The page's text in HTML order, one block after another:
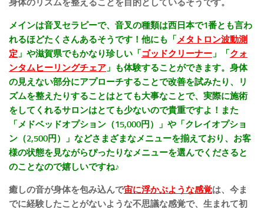
身体のリズムを整えることを目的としているそうです。
メインは音叉セラピーで、音叉の種類は西日本で1番とも言わ
れるほどたくさんあるそうです！他にも「 メタトロン波動測
定 」や滋賀県でもかなり珍しい「 ゴッドクリーナー 」「 クォ
ンタムヒーリングチェア 」も体験することができます。身体
の見えない部分にアプローチすることで改善を試みたり、リ
ズムを整えたりすることはとても大事なことで、実際に施術
をしてくれるサロンはとても少ないので貴重ですよ！また
「メドベッドオプション（15,000円）」や「クレイオプショ
ン（2,500円）」などさまざまなメニューを揃えており、お客
様の状態を見ながらぴったりなメニューを選んでくださると
のことなので嬉しいですね♪
癒しの音が身体を包み込んで宙に浮かぶような感覚は、今ま
でに経験したことがないような不思議な感覚で、生まれて初